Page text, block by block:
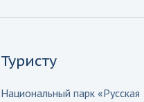
Туристу
Национальный парк «Русская